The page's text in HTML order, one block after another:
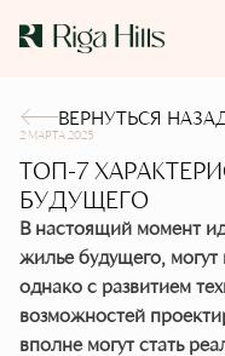
ВЕРНУТЬСЯ
2 МАРТА 2025
ТОП-7
БУДУЩЕГО
В настоящий момент
жилье будущего, могут
однако с развитием
возможностей
вполне могут стать